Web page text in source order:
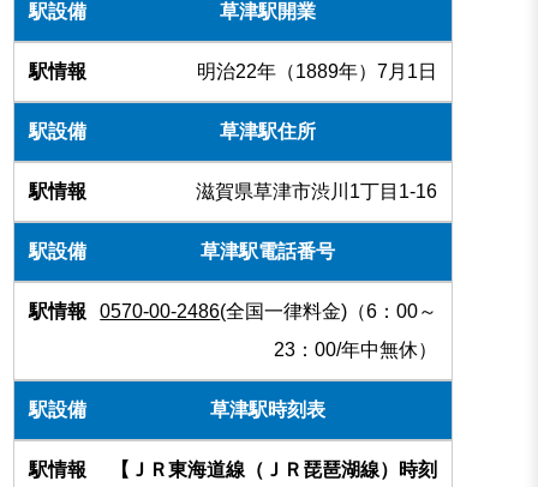
草津駅開業
明治22年（1889年）7月1日
草津駅住所
滋賀県草津市渋川1丁目1-16
草津駅電話番号
0570-00-2486(全国一律料金)（6：00～
23：00/年中無休）
草津駅時刻表
【ＪＲ東海道線（ＪＲ琵琶湖線）時刻